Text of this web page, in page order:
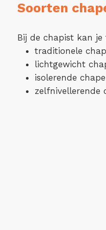
Soorten
Bij de chapist kan
traditionele
lichtgewicht
isolerende chape
zelfnivellerende